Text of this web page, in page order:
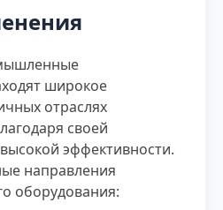
широкое
отраслях
своей
эффективности.
направления
оборудования: